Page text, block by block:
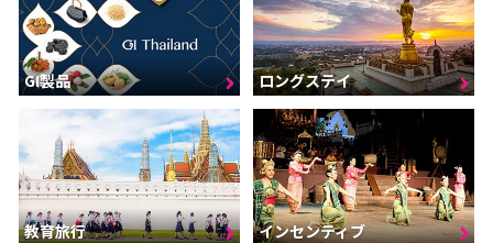
GI製品 ロングステイ
教育旅行 インセンティブ